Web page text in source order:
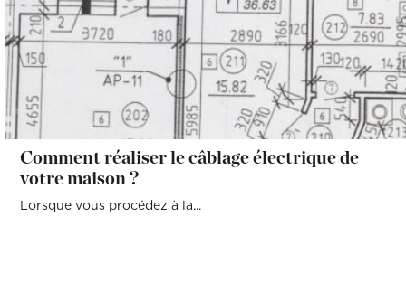
Comment réaliser le câblage électrique de
votre maison ?
Lorsque vous procédez à la...